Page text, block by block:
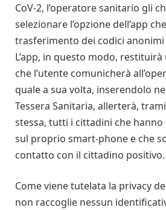
CoV-2, l’operatore sanitario gli
selezionare l’opzione dell’app
trasferimento dei codici
L’app, in questo modo,
che l’utente comunicherà
quale a sua volta, inserendolo
Tessera Sanitaria, allerterà,
stessa, tutti i cittadini che
sul proprio smart-phone e che
contatto con il cittadino positivo.
Come viene tutelata la privacy
non raccoglie nessun